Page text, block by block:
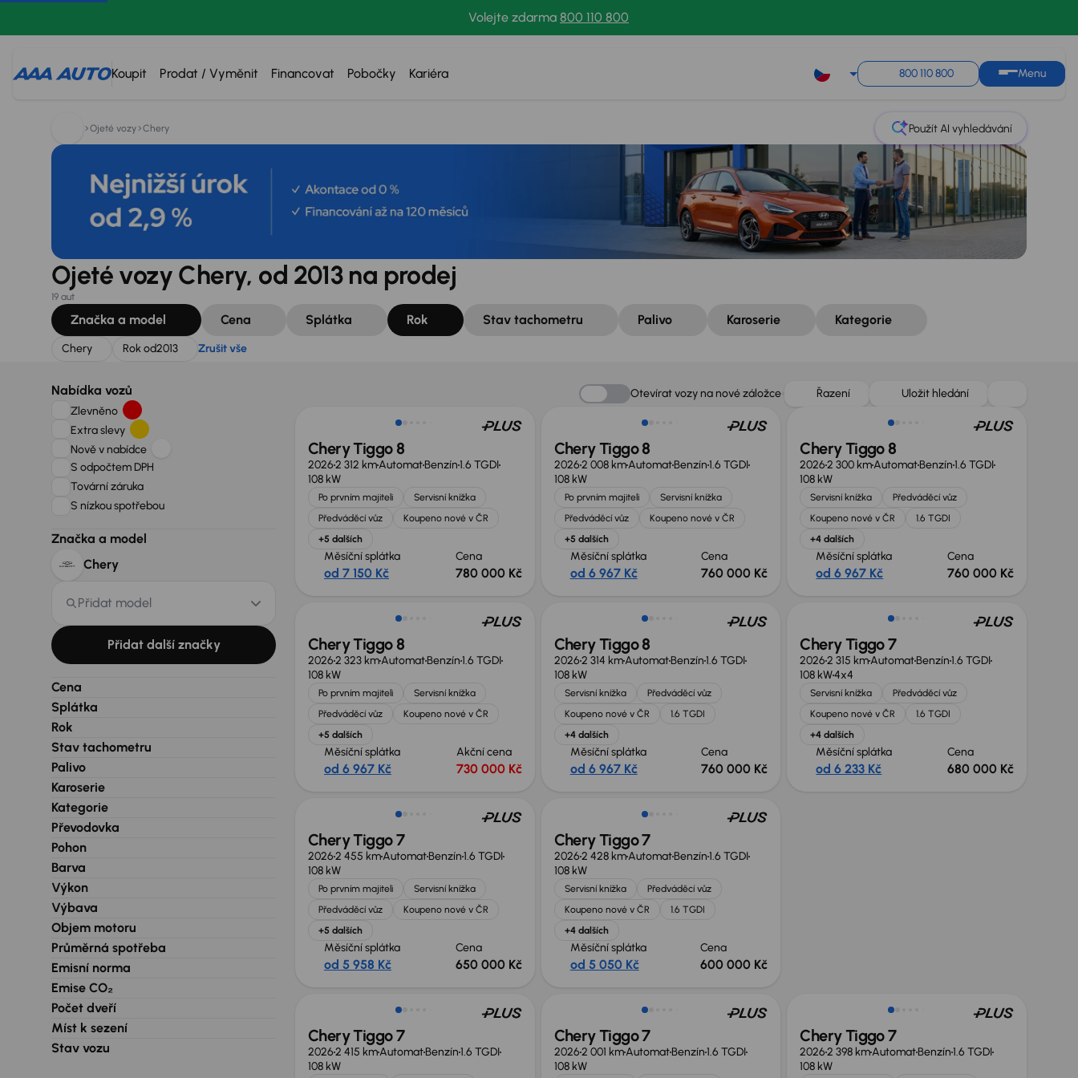
Volejte zdarma 800 110 800
Koupit Prodat / Vyměnit Financovat Pobočky Kariéra 800 110 800 Menu
Hledáte: Zrušit vše
Ojeté vozy Chery Použít AI vyhledávání
Ojeté vozy Chery, od 2013 na prodej
19 aut
Značka a model Cena Splátka Rok Stav tachometru Palivo Karoserie Kategorie
Chery Rok od2013 Zrušit vše
Nabídka vozů
Zlevněno
Extra slevy
Nově v nabídce
S odpočtem DPH
Tovární záruka
S nízkou spotřebou
Značka a model
Chery
Přidat model
Přidat další značky
Cena
Splátka
Rok
Stav tachometru
Palivo
Karoserie
Kategorie
Převodovka
Pohon
Barva
Výkon
Výbava
Objem motoru
Průměrná spotřeba
Emisní norma
Emise CO₂
Počet dveří
Míst k sezení
Stav vozu
Otevírat vozy na nové záložce Řazení Uložit hledání
Chery Tiggo 8
20262 312 kmAutomatBenzín1.6 TGDI
108 kW
Po prvním majiteli
Servisní knížka
Předváděcí vůz
Koupeno nové v ČR
+5 dalších
Měsíční splátka
od 7 150 Kč
Cena
780 000 Kč
Zlevněno o 40 000 Kč
Chery Tiggo 8
20262 008 kmAutomatBenzín1.6 TGDI
108 kW
Po prvním majiteli
Servisní knížka
Předváděcí vůz
Koupeno nové v ČR
+5 dalších
Měsíční splátka
od 6 967 Kč
Cena
760 000 Kč
Zlevněno o 40 000 Kč
Chery Tiggo 8
20262 300 kmAutomatBenzín1.6 TGDI
108 kW
Servisní knížka
Předváděcí vůz
Koupeno nové v ČR
1.6 TGDI
+4 dalších
Měsíční splátka
od 6 967 Kč
Cena
760 000 Kč
Zlevněno o 40 000 Kč
Chery Tiggo 8
20262 323 kmAutomatBenzín1.6 TGDI
108 kW
Po prvním majiteli
Servisní knížka
Předváděcí vůz
Koupeno nové v ČR
+5 dalších
Měsíční splátka
od 6 967 Kč
Akční cena
730 000 Kč
Zlevněno o 40 000 Kč
Chery Tiggo 8
20262 314 kmAutomatBenzín1.6 TGDI
108 kW
Servisní knížka
Předváděcí vůz
Koupeno nové v ČR
1.6 TGDI
+4 dalších
Měsíční splátka
od 6 967 Kč
Cena
760 000 Kč
Zlevněno o 50 000 Kč
Chery Tiggo 7
20262 315 kmAutomatBenzín1.6 TGDI
108 kW4x4
Servisní knížka
Předváděcí vůz
Koupeno nové v ČR
1.6 TGDI
+4 dalších
Měsíční splátka
od 6 233 Kč
Cena
680 000 Kč
Nově v nabídce
Chery Tiggo 7
20262 455 kmAutomatBenzín1.6 TGDI
108 kW
Po prvním majiteli
Servisní knížka
Předváděcí vůz
Koupeno nové v ČR
+5 dalších
Měsíční splátka
od 5 958 Kč
Cena
650 000 Kč
Ušetříte 99 000 Kč
Chery Tiggo 7
20262 428 kmAutomatBenzín1.6 TGDI
108 kW
Servisní knížka
Předváděcí vůz
Koupeno nové v ČR
1.6 TGDI
+4 dalších
Měsíční splátka
od 5 050 Kč
Cena
600 000 Kč
Ušetříte 99 000 Kč
Chery Tiggo 7
20262 415 kmAutomatBenzín1.6 TGDI
108 kW
Ušetříte 99 000 Kč
Chery Tiggo 7
20262 001 kmAutomatBenzín1.6 TGDI
108 kW
Chery Tiggo 7
20262 398 kmAutomatBenzín1.6 TGDI
108 kW